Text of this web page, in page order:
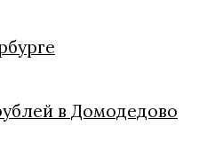
в Домодедово